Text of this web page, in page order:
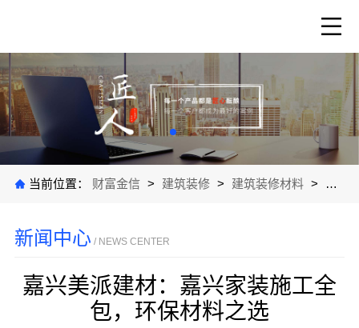
当前位置： 财富金信 > 建筑装修 > 建筑装修材料 > 公司
新闻中心 / NEWS CENTER
嘉兴美派建材：嘉兴家装施工全
包，环保材料之选